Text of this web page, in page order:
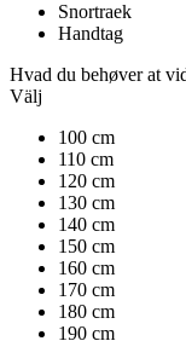
Snortraek
Handtag
Hvad du behøver at
Välj
100 cm
110 cm
120 cm
130 cm
140 cm
150 cm
160 cm
170 cm
180 cm
190 cm